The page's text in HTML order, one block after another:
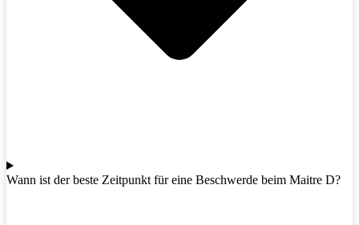
Wann ist der beste Zeitpunkt für eine Beschwerde beim Maitre D?